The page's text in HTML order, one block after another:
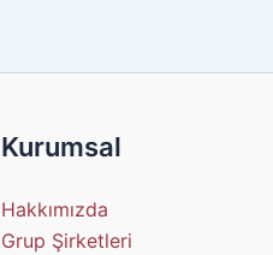
Kurumsal
Hakkımızda
Grup Şirketleri